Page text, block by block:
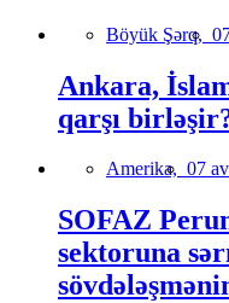
Böyük Şərq,
Ankara,
qarşı
Amerika, 07
SOFAZ
sektoruna